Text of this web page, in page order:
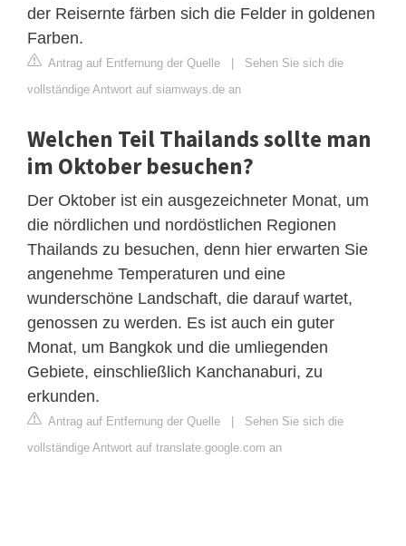
der Reisernte färben sich die Felder in goldenen
Farben.
Antrag auf Entfernung der Quelle
Sehen Sie sich die
vollständige Antwort auf siamways.de an
Welchen Teil Thailands sollte man
im Oktober besuchen?
Der Oktober ist ein ausgezeichneter Monat, um
die nördlichen und nordöstlichen Regionen
Thailands zu besuchen, denn hier erwarten Sie
angenehme Temperaturen und eine
wunderschöne Landschaft, die darauf wartet,
genossen zu werden. Es ist auch ein guter
Monat, um Bangkok und die umliegenden
Gebiete, einschließlich Kanchanaburi, zu
erkunden.
Antrag auf Entfernung der Quelle
Sehen Sie sich die
vollständige Antwort auf translate.google.com an